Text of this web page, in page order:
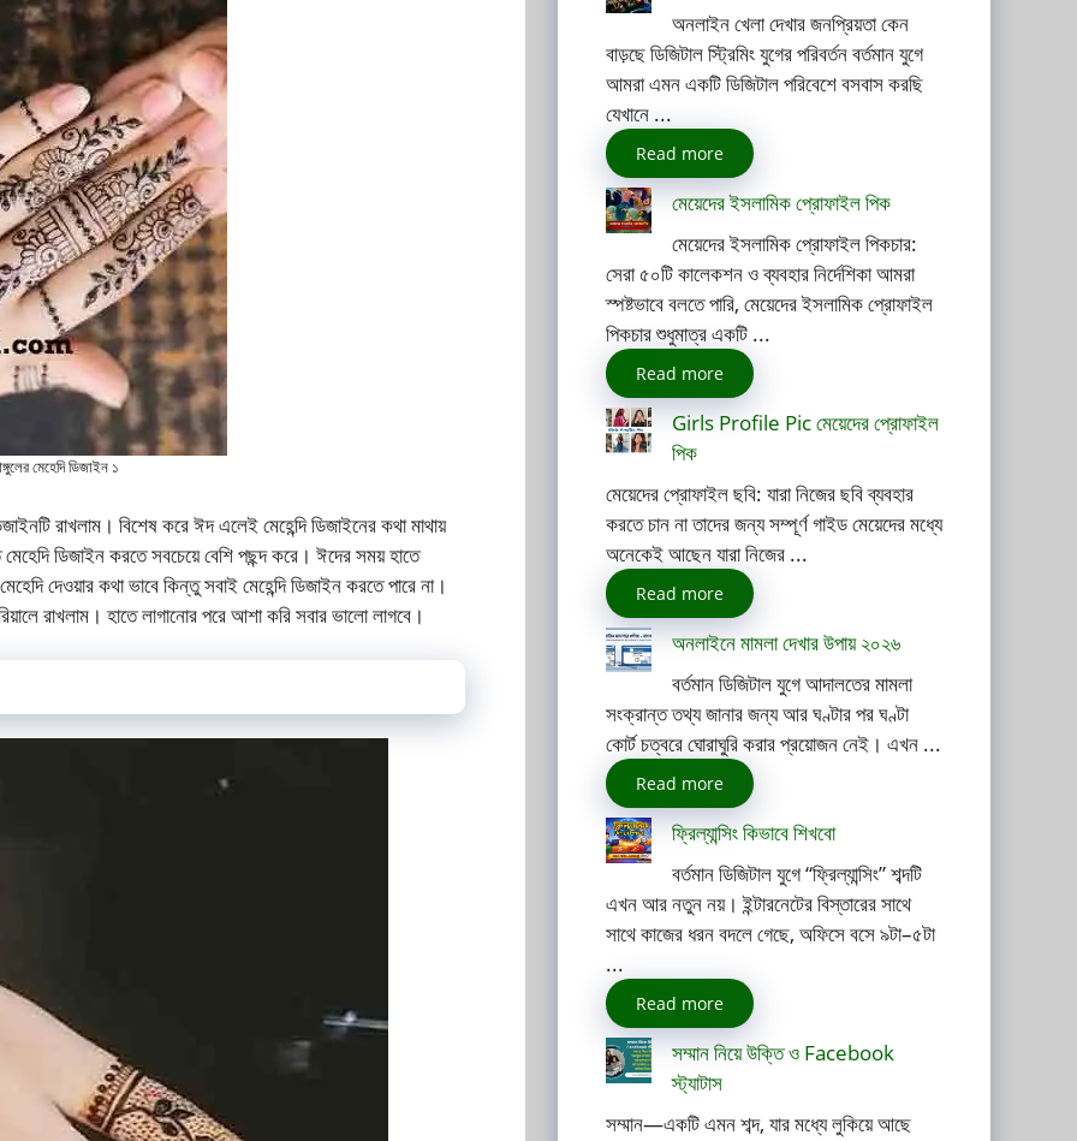
মেহেদি ডিজাইন ১
রাখলাম। বিশেষ করে ঈদ এলেই মেহেন্দি ডিজাইনের কথা মাথায়
ডিজাইন করতে সবচেয়ে বেশি পছন্দ করে। ঈদের সময় হাতে
দেওয়ার কথা ভাবে কিন্তু সবাই মেহেন্দি ডিজাইন করতে পারে না।
রাখলাম। হাতে লাগানোর পরে আশা করি সবার ভালো লাগবে।
অনলাইন খেলা দেখার জনপ্রিয়তা কেন
বাড়ছে ডিজিটাল স্ট্রিমিং যুগের পরিবর্তন বর্তমান যুগে
আমরা এমন একটি ডিজিটাল পরিবেশে বসবাস করছি
যেখানে ...
Read more
মেয়েদের ইসলামিক প্রোফাইল পিক
মেয়েদের ইসলামিক প্রোফাইল পিকচার:
সেরা ৫০টি কালেকশন ও ব্যবহার নির্দেশিকা আমরা
স্পষ্টভাবে বলতে পারি, মেয়েদের ইসলামিক প্রোফাইল
পিকচার শুধুমাত্র একটি ...
Read more
Girls Profile Pic মেয়েদের প্রোফাইল
পিক
মেয়েদের প্রোফাইল ছবি: যারা নিজের ছবি ব্যবহার
করতে চান না তাদের জন্য সম্পূর্ণ গাইড মেয়েদের মধ্যে
অনেকেই আছেন যারা নিজের ...
Read more
অনলাইনে মামলা দেখার উপায় ২০২৬
বর্তমান ডিজিটাল যুগে আদালতের মামলা
সংক্রান্ত তথ্য জানার জন্য আর ঘণ্টার পর ঘণ্টা
কোর্ট চত্বরে ঘোরাঘুরি করার প্রয়োজন নেই। এখন ...
Read more
ফ্রিল্যান্সিং কিভাবে শিখবো
বর্তমান ডিজিটাল যুগে “ফ্রিল্যান্সিং” শব্দটি
এখন আর নতুন নয়। ইন্টারনেটের বিস্তারের সাথে
সাথে কাজের ধরন বদলে গেছে, অফিসে বসে ৯টা–৫টা
...
Read more
সম্মান নিয়ে উক্তি ও Facebook
স্ট্যাটাস
সম্মান—একটি এমন শব্দ, যার মধ্যে লুকিয়ে আছে